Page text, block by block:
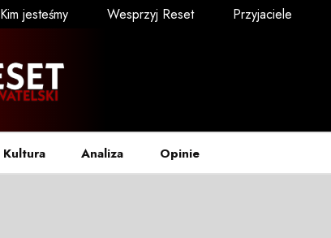
Kim jesteśmy Wesprzyj Reset Przyjaciele
Kultura Analiza Opinie